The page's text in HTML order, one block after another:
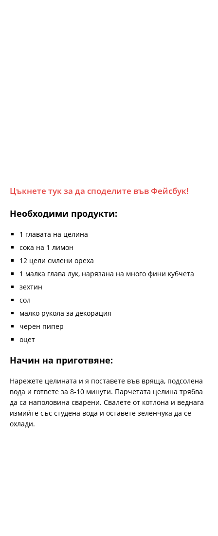
Цъкнете тук за да споделите във Фейсбук!
Необходими продукти:
1 главата на целина
сока на 1 лимон
12 цели смлени ореха
1 малка глава лук, нарязана на много фини кубчета
зехтин
сол
малко рукола за декорация
черен пипер
оцет
Начин на приготвяне:
Нарежете целината и я поставете във вряща, подсолена
вода и гответе за 8-10 минути. Парчетата целина трябва
да са наполовина сварени. Свалете от котлона и веднага
измийте със студена вода и оставете зеленчука да се
охлади.